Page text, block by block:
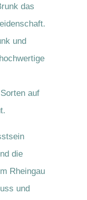
das
und
auf
die
Rheingau
und